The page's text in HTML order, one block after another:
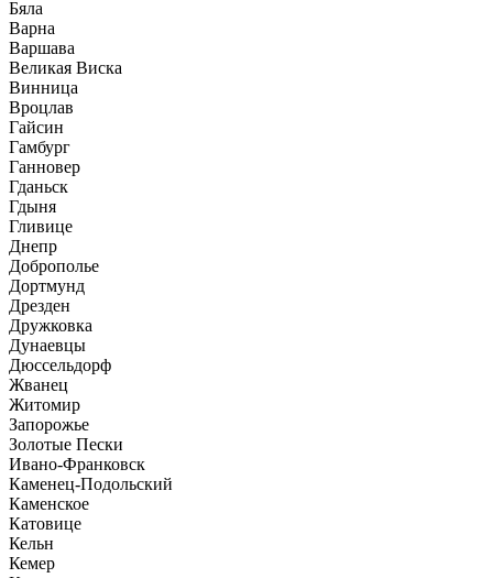
Бяла
Варна
Варшава
Великая Виска
Винница
Вроцлав
Гайсин
Гамбург
Ганновер
Гданьск
Гдыня
Гливице
Днепр
Доброполье
Дортмунд
Дрезден
Дружковка
Дунаевцы
Дюссельдорф
Жванец
Житомир
Запорожье
Золотые Пески
Ивано-Франковск
Каменец-Подольский
Каменское
Катовице
Кельн
Кемер